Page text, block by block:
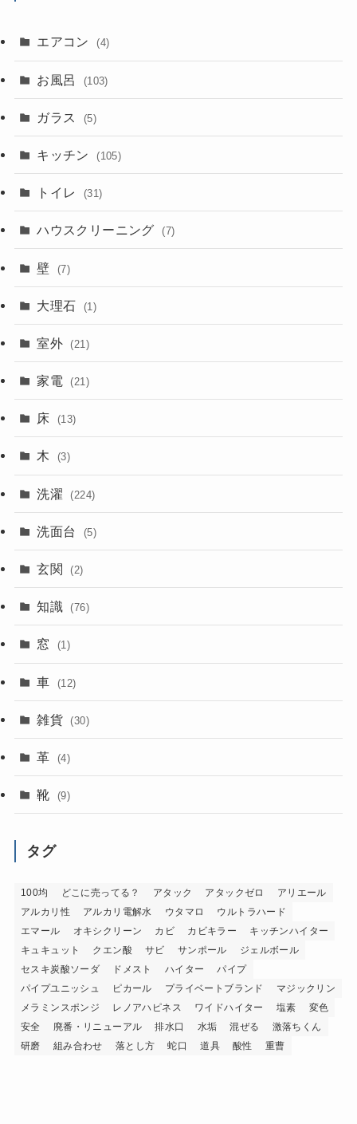
エアコン (4)
お風呂 (103)
ガラス (5)
キッチン (105)
トイレ (31)
ハウスクリーニング (7)
壁 (7)
大理石 (1)
室外 (21)
家電 (21)
床 (13)
木 (3)
洗濯 (224)
洗面台 (5)
玄関 (2)
知識 (76)
窓 (1)
車 (12)
雑貨 (30)
革 (4)
靴 (9)
タグ
100均 どこに売ってる？ アタック アタックゼロ
アリエール
アルカリ性
アルカリ電解水 ウタマロ
ウルトラハード
エマール
オキシクリーン カビ カビキラー
キッチンハイター
キュキュット
クエン酸 サビ サンポール
ジェルボール
セスキ炭酸ソーダ
ドメスト ハイター
パイプ
パイプユニッシュ
ピカール プライベートブランド
マジックリン
メラミンスポンジ
レノアハピネス ワイドハイター 塩素
変色
安全
廃番・リニューアル 排水口 水垢 混ぜる
激落ちくん
研磨
組み合わせ 落とし方 蛇口 道具 酸性 重曹